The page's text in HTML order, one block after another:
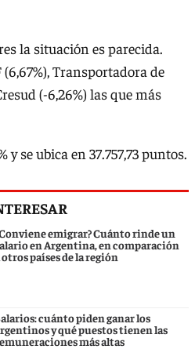
la situación es parecida.
(6,67%), Transportadora de
(-6,26%) las que más
y se ubica en 37.757,73 puntos.
emigrar? Cuánto rinde un
en Argentina, en comparación
otros países de la región
cuánto piden ganar los
y qué puestos tienen las
más altas